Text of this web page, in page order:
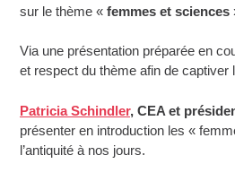
sur le thème «femmes et sciences
Via une présentation préparée en
et respect du thème afin de captiver
Patricia Schindler, CEA et
présenter en introduction les «
l’antiquité à nos jours.